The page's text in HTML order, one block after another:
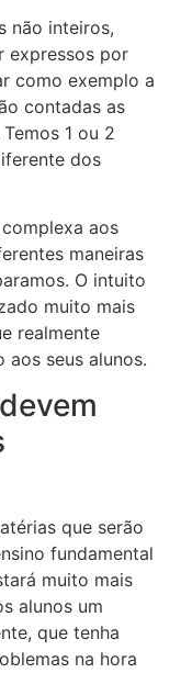
não inteiros,
expressos por
como exemplo a
contadas as
1 ou 2
dos
aos
maneiras
O intuito
muito mais
realmente
seus alunos.
que serão
fundamental
muito mais
alunos um
que tenha
na hora